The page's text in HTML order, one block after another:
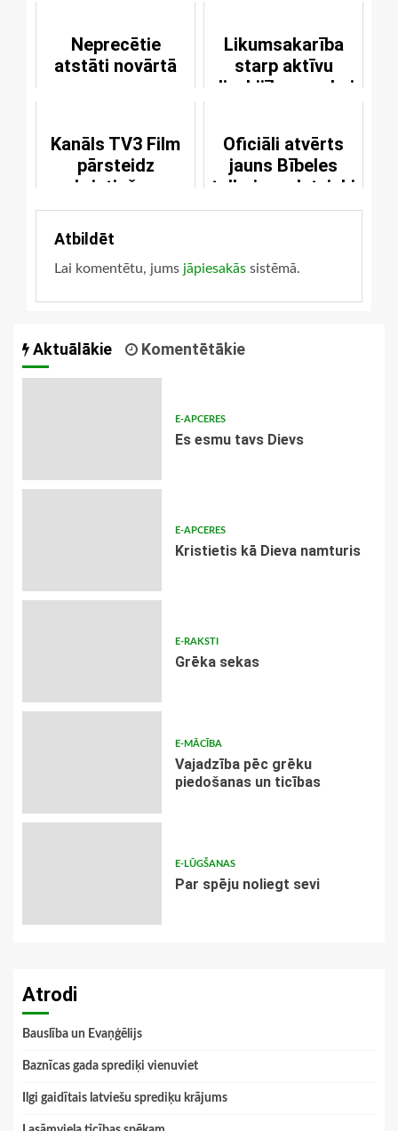
Neprecētie
atstāti novārtā
Likumsakarība
starp aktīvu
dievbijības praksi
Kanāls TV3 Film
pārsteidz
kristiešus
Oficiāli atvērts
jauns Bībeles
tulkojums latviski
Atbildēt
Lai komentētu, jums jāpiesakās sistēmā.
Aktuālākie Komentētākie
E-APCERES
Es esmu tavs Dievs
E-APCERES
Kristietis kā Dieva namturis
E-RAKSTI
Grēka sekas
E-MĀCĪBA
Vajadzība pēc grēku
piedošanas un ticības
E-LŪGŠANAS
Par spēju noliegt sevi
Atrodi
Bauslība un Evaņģēlijs
Baznīcas gada sprediķi vienuviet
Ilgi gaidītais latviešu sprediķu krājums